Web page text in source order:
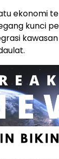
ekonomi
kunci